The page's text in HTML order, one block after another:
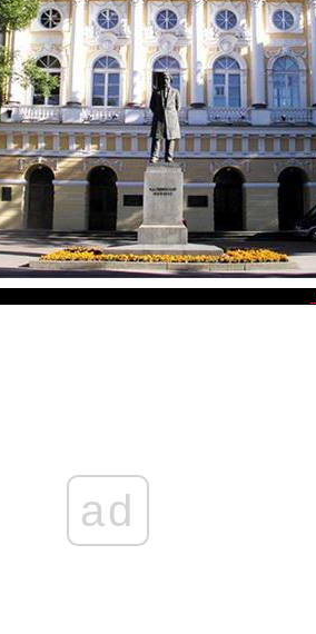
ad